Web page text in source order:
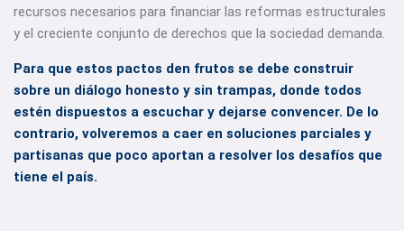
recursos necesarios para financiar las reformas estructurales
y el creciente conjunto de derechos que la sociedad demanda.
Para que estos pactos den frutos se debe construir
sobre un diálogo honesto y sin trampas, donde todos
estén dispuestos a escuchar y dejarse convencer. De lo
contrario, volveremos a caer en soluciones parciales y
partisanas que poco aportan a resolver los desafíos que
tiene el país.